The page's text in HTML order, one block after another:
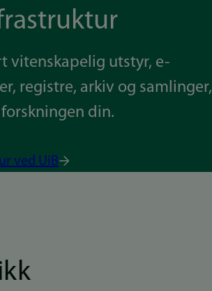
vitenskapelig utstyr, e-
registre, arkiv og samlinger,
din.
ved UiB